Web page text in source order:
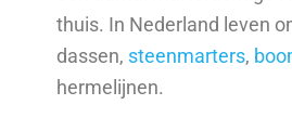
thuis. In Nederland leven
dassen, steenmarters,
hermelijnen.